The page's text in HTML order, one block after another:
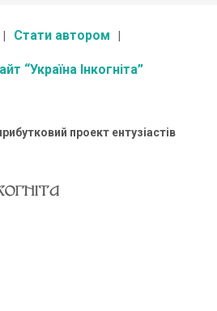
Стати автором
“Україна Інкогніта”
проект ентузіастів